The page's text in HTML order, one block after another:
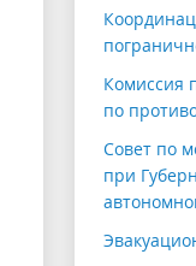
Комиссия
по
Совет по
при